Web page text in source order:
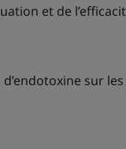
et de
sur